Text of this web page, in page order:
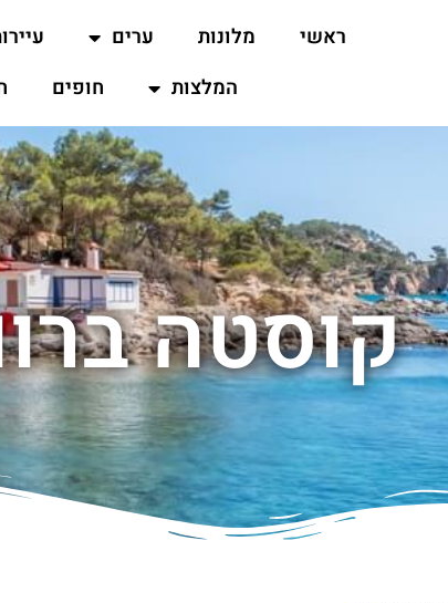
ראשי מלונות ערים
המלצות
חופים
קוסטה